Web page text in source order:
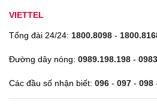
VIETTEL
Tổng đài 24/24: 1800.8098 -
Đường dây nóng: 0989.198.198 -
Các đầu số nhận biết: 096 - 097 - 098